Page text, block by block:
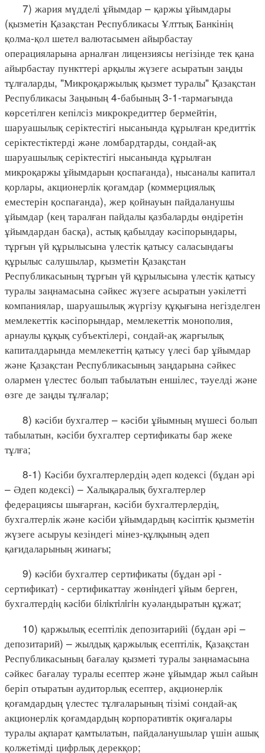
7) жария мүдделі ұйымдар – қаржы ұйымдары
(қызметін Қазақстан Республикасы Ұлттық Банкінің
қолма-қол шетел валютасымен айырбастау
операцияларына арналған лицензиясы негізінде тек қана
айырбастау пункттері арқылы жүзеге асыратын заңды
тұлғаларды, "Микроқаржылық қызмет туралы" Қазақстан
Республикасы Заңының 4-бабының 3-1-тармағында
көрсетілген кепілсіз микрокредиттер бермейтін,
шаруашылық серіктестігі нысанында құрылған кредиттік
серіктестіктерді және ломбардтарды, сондай-ақ
шаруашылық серіктестігі нысанында құрылған
микроқаржы ұйымдарын қоспағанда), нысаналы капитал
қорлары, акционерлік қоғамдар (коммерциялық
еместерін қоспағанда), жер қойнауын пайдаланушы
ұйымдар (кең таралған пайдалы қазбаларды өндіретін
ұйымдардан басқа), астық қабылдау кәсіпорындары,
тұрғын үй құрылысына үлестік қатысу саласындағы
құрылыс салушылар, қызметін Қазақстан
Республикасының тұрғын үй құрылысына үлестік қатысу
туралы заңнамасына сәйкес жүзеге асыратын уәкілетті
компаниялар, шаруашылық жүргізу құқығына негізделген
мемлекеттік кәсіпорындар, мемлекеттік монополия,
арнаулы құқық субъектілері, сондай-ақ жарғылық
капиталдарында мемлекеттің қатысу үлесі бар ұйымдар
және Қазақстан Республикасының заңдарына сәйкес
олармен үлестес болып табылатын еншілес, тәуелді және
өзге де заңды тұлғалар;
8) кәсіби бухгалтер – кәсіби ұйымның мүшесі болып
табылатын, кәсіби бухгалтер сертификаты бар жеке
тұлға;
8-1) Кәсіби бухгалтерлердің әдеп кодексі (бұдан әрі
– Әдеп кодексі) – Халықаралық бухгалтерлер
федерациясы шығарған, кәсіби бухгалтерлердің,
бухгалтерлік және кәсіби ұйымдардың кәсіптік қызметін
жүзеге асыруы кезіндегі мінез-құлқының әдеп
қағидаларының жинағы;
9) кәсiби бухгалтер сертификаты (бұдан әрi -
сертификат) - сертификаттау жөнiндегi ұйым берген,
бухгалтердiң кәсiби бiлiктiлiгiн куәландыратын құжат;
10) қаржылық есептілік депозитарийі (бұдан әрі –
депозитарий) – жылдық қаржылық есептілік, Қазақстан
Республикасының бағалау қызметі туралы заңнамасына
сәйкес бағалау туралы есептер және ұйымдар жыл сайын
беріп отыратын аудиторлық есептер, ақционерлік
қоғамдардың үлестес тұлғаларының тізімі сондай-ақ
акционерлік қоғамдардың корпоративтік оқиғалары
туралы ақпарат қамтылатын, пайдаланушылар үшін ашық
қолжетімді цифрлық дерекқор;